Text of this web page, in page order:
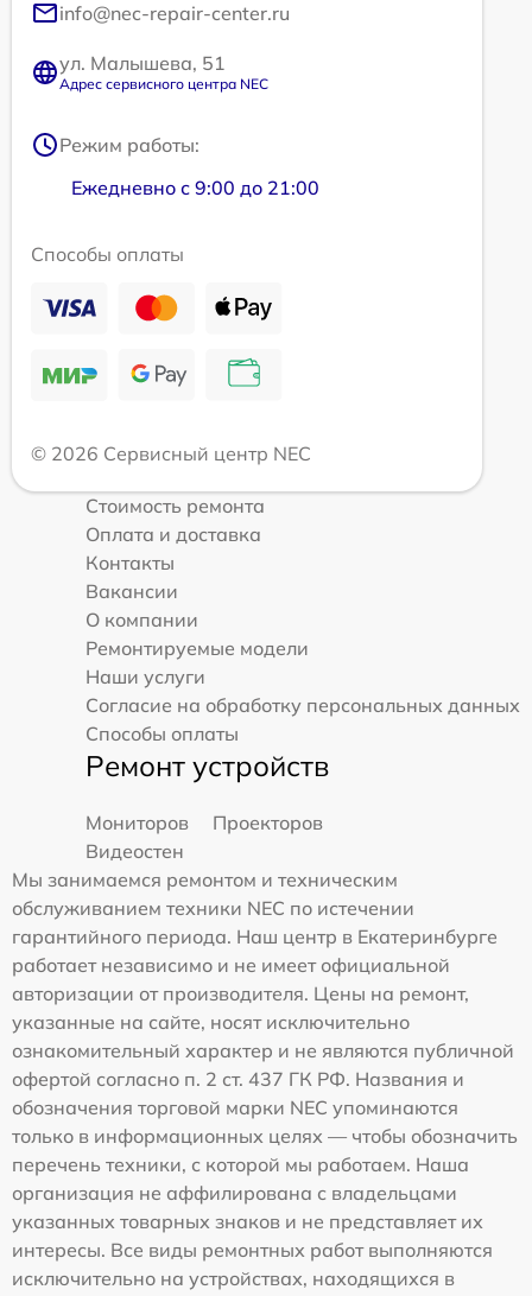
info@nec-repair-center.ru
ул. Малышева, 51
Адрес сервисного центра NEC
Режим работы:
Ежедневно с 9:00 до 21:00
Способы оплаты
© 2026 Сервисный центр NEC
Стоимость ремонта
Оплата и доставка
Контакты
Вакансии
О компании
Ремонтируемые модели
Наши услуги
Согласие на обработку персональных данных
Способы оплаты
Ремонт устройств
Мониторов
Проекторов
Видеостен
Мы занимаемся ремонтом и техническим
обслуживанием техники NEC по истечении
гарантийного периода. Наш центр в Екатеринбурге
работает независимо и не имеет официальной
авторизации от производителя. Цены на ремонт,
указанные на сайте, носят исключительно
ознакомительный характер и не являются публичной
офертой согласно п. 2 ст. 437 ГК РФ. Названия и
обозначения торговой марки NEC упоминаются
только в информационных целях — чтобы обозначить
перечень техники, с которой мы работаем. Наша
организация не аффилирована с владельцами
указанных товарных знаков и не представляет их
интересы. Все виды ремонтных работ выполняются
исключительно на устройствах, находящихся в